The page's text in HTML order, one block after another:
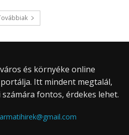
és környéke online
Itt mindent megtalál,
fontos, érdekes lehet.